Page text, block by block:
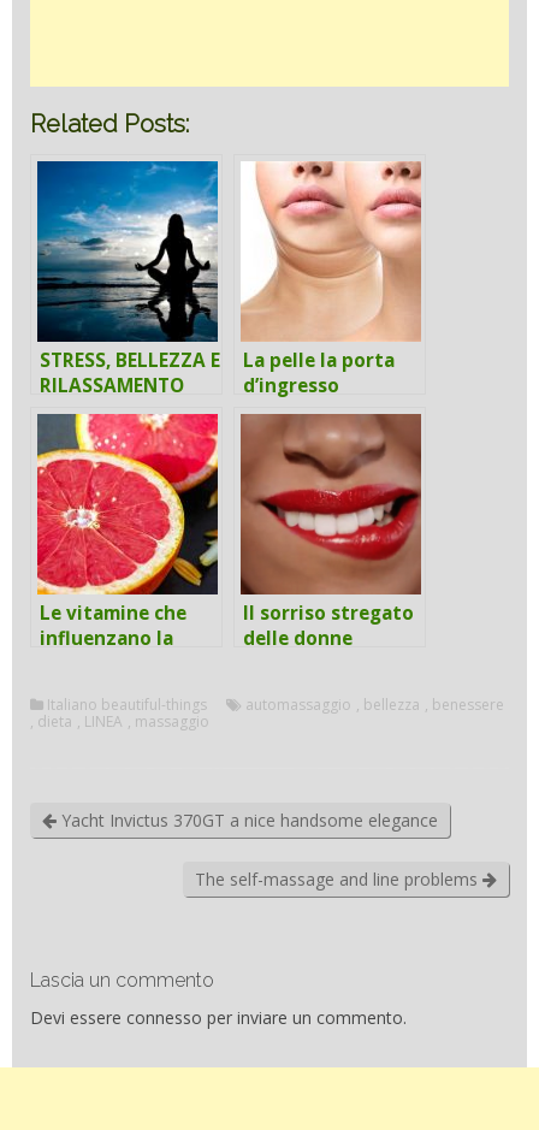
Related Posts:
STRESS, BELLEZZA E
RILASSAMENTO
La pelle la porta
d’ingresso
dell’organismo
Le vitamine che
influenzano la
Il sorriso stregato
delle donne
Italiano beautiful-things automassaggio , bellezza , benessere
, dieta , LINEA , massaggio
Yacht Invictus 370GT a nice handsome elegance
The self-massage and line problems
Lascia un commento
Devi essere connesso per inviare un commento.